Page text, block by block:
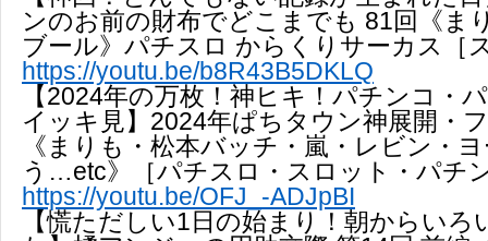
ンのお前の財布でどこまでも 81回《ま
ブール》パチスロ からくりサーカス［
https://youtu.be/b8R43B5DKLQ
【2024年の万枚！神ヒキ！パチンコ・
イッキ見】2024年ぱちタウン神展開・
《まりも・松本バッチ・嵐・レビン・
う…etc》［パチスロ・スロット・パチ
https://youtu.be/OFJ_-ADJpBI
【慌ただしい1日の始まり！朝からい